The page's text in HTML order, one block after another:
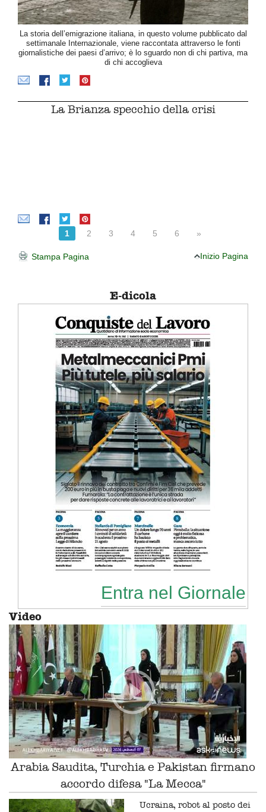
La storia dell’emigrazione italiana, in questo volume pubblicato dal
settimanale Internazionale, viene raccontata attraverso le fonti
giornalistiche dei paesi d’arrivo; è lo sguardo non di chi partiva, ma
di chi accoglieva
La Brianza specchio della crisi
1 2 3 4 5 6 »
Stampa Pagina Inizio Pagina
E-dicola
Entra nel Giornale
Video
Arabia Saudita, Turchia e Pakistan firmano
accordo difesa "La Mecca"
Ucraina, robot al posto dei